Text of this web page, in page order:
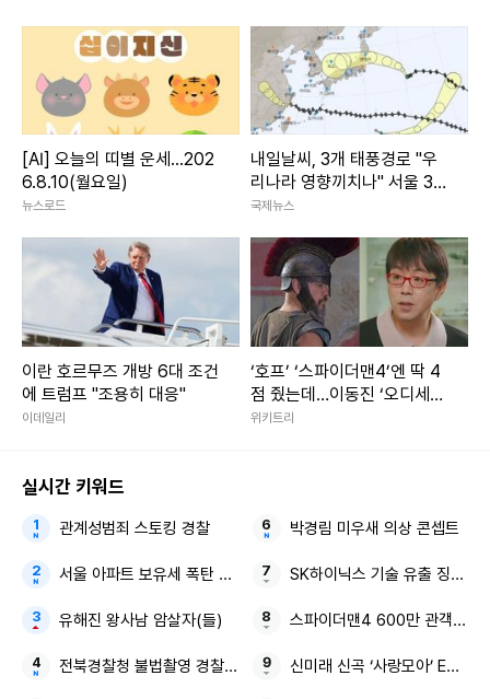
[AI] 오늘의 띠별 운세...202
6.8.10(월요일)
뉴스로드
내일날씨, 3개 태풍경로 "우
리나라 영향끼치나" 서울 33
도 폭염 이어져
국제뉴스
이란 호르무즈 개방 6대 조건
에 트럼프 "조용히 대응"
이데일리
‘호프’ ‘스파이더맨4’엔 딱 4
점 줬는데…이동진 ‘오디세이’
별점·한줄평에, 관심 대폭발
위키트리
실시간 키워드
관계성범죄 스토킹 경찰
서울 아파트 보유세 폭탄 매물 2100건
유해진 왕사남 암살자(들)
전북경찰청 불법촬영 경찰 소환
박경림 미우새 의상 콘셉트
SK하이닉스 기술 유출 징역 1
스파이더맨4 600만 관객 올해
신미래 신곡 ‘사랑모아’ EDM